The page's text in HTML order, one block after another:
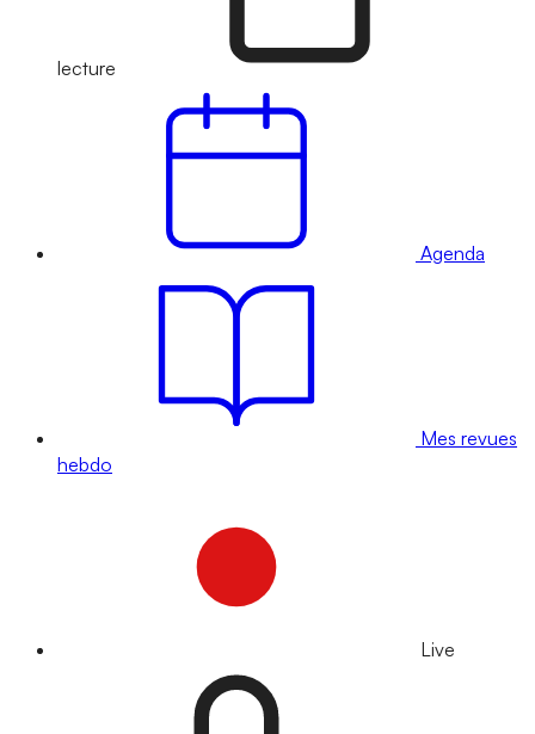
lecture
Agenda
Mes revues
hebdo
Live